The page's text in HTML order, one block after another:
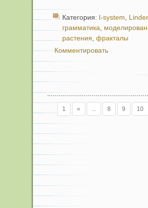
Категория: l-system,
грамматика,
растения, фракталы
Комментировать
1 « ... 8 9 10